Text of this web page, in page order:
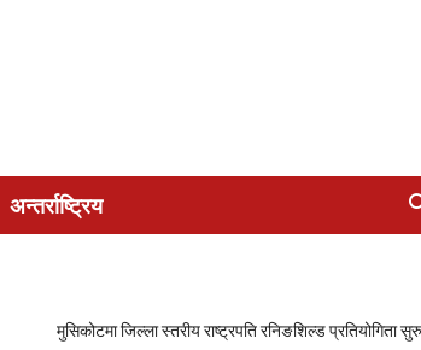
अन्तर्राष्ट्रिय
मुसिकोटमा जिल्ला स्तरीय राष्ट्रपति रनिङशिल्ड प्रतियोगिता सुरु